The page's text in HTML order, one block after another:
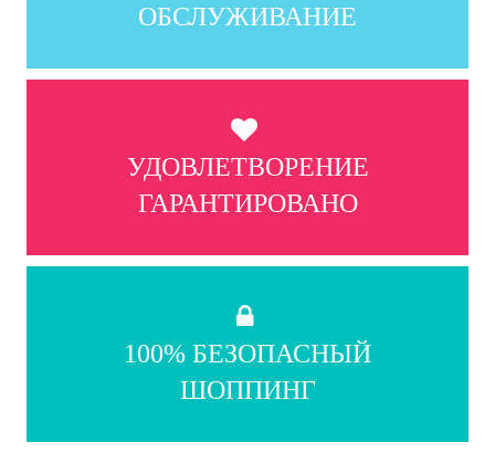
ОБСЛУЖИВАНИЕ
УДОВЛЕТВОРЕНИЕ
ГАРАНТИРОВАНО
100% БЕЗОПАСНЫЙ
ШОППИНГ